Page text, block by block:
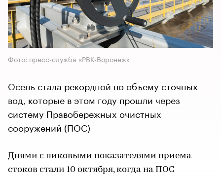
Фото: пресс-служба «РВК-Воронеж»
Осень стала рекордной по объему сточных
вод, которые в этом году прошли через
систему Правобережных очистных
сооружений (ПОС)
Днями с пиковыми показателями приема
стоков стали 10 октября, когда на ПОС